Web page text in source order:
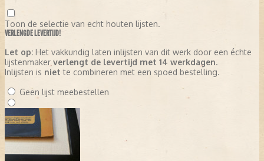
Toon de selectie van echt houten lijsten.
VERLENGDE LEVERTIJD!
Let op: Het vakkundig laten inlijsten van dit werk door een échte
lijstenmaker verlengt de levertijd met 14 werkdagen.
Inlijsten is niet te combineren met een spoed bestelling.
Geen lijst meebestellen